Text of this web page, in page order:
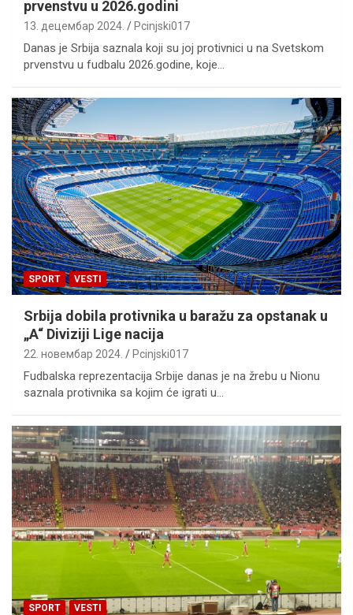
prvenstvu u 2026.godini
13. децембар 2024. Pcinjski017
Danas je Srbija saznala koji su joj protivnici u na Svetskom
prvenstvu u fudbalu 2026.godine, koje…
SPORT VESTI
Srbija dobila protivnika u baražu za opstanak u
„A“ Diviziji Lige nacija
22. новембар 2024. Pcinjski017
Fudbalska reprezentacija Srbije danas je na žrebu u Nionu
saznala protivnika sa kojim će igrati u…
SPORT VESTI